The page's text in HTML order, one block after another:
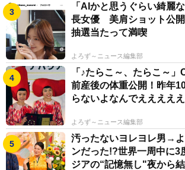
「AIかと思うぐらい綺麗
長女優 美肩ショット公
抽選当たって満喫
よろず～ニュース編集部
「♪たらこ～、たらこ～
前産後の体重公開！昨年
らないよなんでえええええ
よろず～ニュース編集部
汚ったないヨレヨレ男→
ンだった!?世界一周中に3
ジアの“記憶無し"夜から